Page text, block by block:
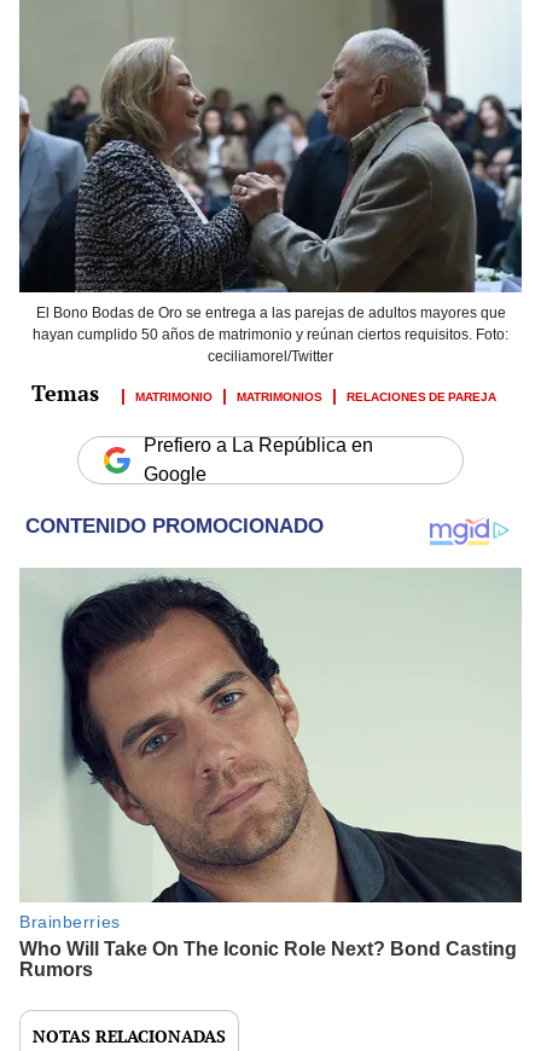
El Bono Bodas de Oro se entrega a las parejas de adultos mayores que
hayan cumplido 50 años de matrimonio y reúnan ciertos requisitos. Foto:
ceciliamorel/Twitter
MATRIMONIO MATRIMONIOS RELACIONES DE PAREJA
Prefiero a La República en
Google
NOTAS RELACIONADAS